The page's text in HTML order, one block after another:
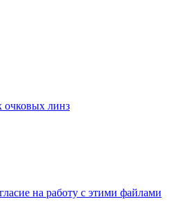
очковых линз
на работу с этими файлами